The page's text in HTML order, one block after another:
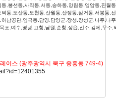
,봉선동,사직동,서동,송하동,양림동,임암동,진월
동,도산동,도천동,산월동,산정동,삼거동,서봉동,
남공단,임곡동,담양,담양군,장성,장성군,나주,나
포,여수,영광,고창,남원,순창,정읍,전주,김제,무주,
이스 (광주광역시 북구 중흥동 749-4)